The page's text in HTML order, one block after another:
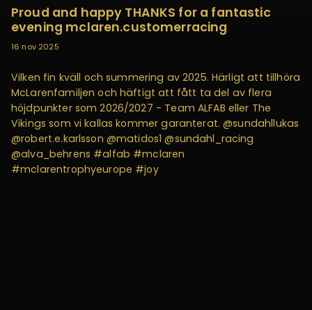
Proud and happy THANKS for a fantastic
evening mclaren.customerracing
16 nov 2025
Vilken fin kväll och summering av 2025. Härligt att tillhöra
McLarenfamiljen och häftigt att fått ta del av flera
höjdpunkter som 2026/2027 - Team ALFAB eller The
Vikings som vi kallas kommer garanterat. @sundahllukas
@robert.e.karlsson @matidos1 @sundahl_racing
@alva_behrens #alfab #mclaren
#mclarentrophyeurope #joy